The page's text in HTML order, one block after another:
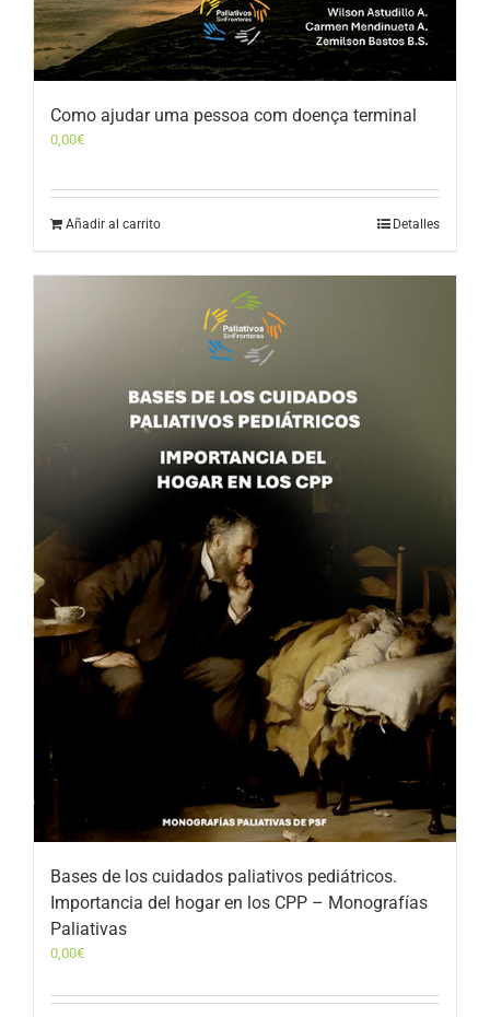
Como ajudar uma pessoa com doença terminal
0,00€
Añadir al carrito Detalles
Bases de los cuidados paliativos pediátricos.
Importancia del hogar en los CPP – Monografías
Paliativas
0,00€